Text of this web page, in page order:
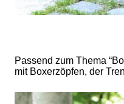
Passend zum Thema
mit Boxerzöpfen, der